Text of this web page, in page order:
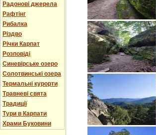
Радонові джерела
Рафтінг
Рибалка
Різдво
Річки Карпат
Розповіді
Синевірське озеро
Солотвинські озера
Термальні курорти
Травневі свята
Традиції
Тури в Карпати
Храми Буковини